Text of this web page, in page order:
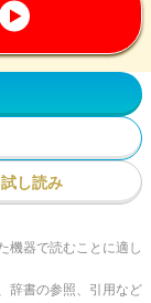
試し読み
機器で読むことに適し
辞書の参照、引用など